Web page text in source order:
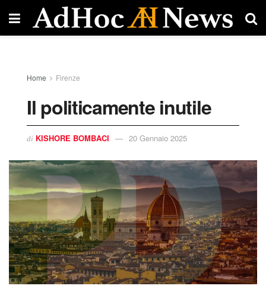
Home Firenze
Il politicamente inutile
di KISHORE BOMBACI 20 Gennaio 2025